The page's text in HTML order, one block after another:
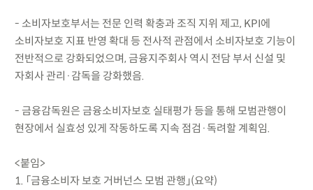
- 소비자보호부서는 전문 인력 확충과 조직 지위 제고, KPI에
소비자보호 지표 반영 확대 등 전사적 관점에서 소비자보호 기능이
전반적으로 강화되었으며, 금융지주회사 역시 전담 부서 신설 및
자회사 관리·감독을 강화했음.
- 금융감독원은 금융소비자보호 실태평가 등을 통해 모범관행이
현장에서 실효성 있게 작동하도록 지속 점검·독려할 계획임.
<붙임>
1. 「금융소비자 보호 거버넌스 모범 관행」(요약)